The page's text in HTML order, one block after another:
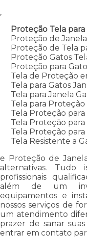
,
Proteção Tela para
Proteção de
Proteção de Tela
Proteção Gatos
Proteção para
Tela de Proteção
Tela para Gatos
Tela para Janela
Tela para Proteção
Tela Proteção
Tela Proteção para
Tela Proteção
Tela Resistente a
e Proteção de
alternativas.
profissionais
além de um
equipamentos e
nossos serviços de
um atendimento
prazer de sanar
entrar em contato